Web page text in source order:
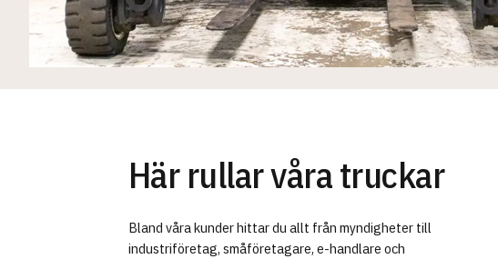
Här rullar våra truckar
Bland våra kunder hittar du allt från myndigheter till
industriföretag, småföretagare, e-handlare och